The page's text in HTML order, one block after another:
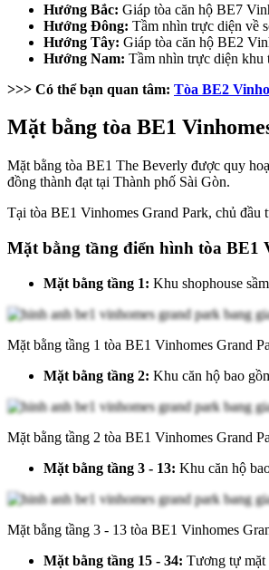
Hướng Bắc: Giáp tòa căn hộ BE7
Hướng Đông: Tầm nhìn trực diện về
Hướng Tây: Giáp tòa căn hộ BE2
Hướng Nam: Tầm nhìn trực diện khu
>>> Có thể bạn quan tâm: Tòa BE2
Mặt bằng tòa BE1
Mặt bằng tòa BE1 The Beverly được quy
đồng thành đạt tại Thành phố Sài Gòn.
Tại tòa BE1 Vinhomes Grand Park, chủ đầu
Mặt bằng tầng điển hình tòa BE1
Mặt bằng tầng 1: Khu shophouse
Mặt bằng tầng 1 tòa BE1 Vinhomes Grand
Mặt bằng tầng 2: Khu căn hộ bao
Mặt bằng tầng 2 tòa BE1 Vinhomes Grand
Mặt bằng tầng 3 - 13: Khu căn hộ
Mặt bằng tầng 3 - 13 tòa BE1 Vinhomes
Mặt bằng tầng 15 - 34: Tương tự mặt